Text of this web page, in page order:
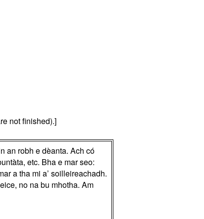
not finished).]
an robh e dèanta. Ach có
etc. Bha e mar seo:
a tha mi a’ soilleireachadh.
no na bu mhotha. Am